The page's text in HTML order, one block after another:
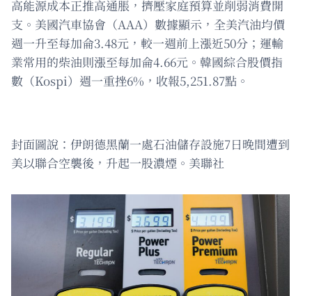
高能源成本正推高通脹，擠壓家庭預算並削弱消費開
支。美國汽車協會（AAA）數據顯示，全美汽油均價
週一升至每加侖3.48元，較一週前上漲近50分；運輸
業常用的柴油則漲至每加侖4.66元。韓國綜合股價指
數（Kospi）週一重挫6%，收報5,251.87點。
封面圖說：伊朗德黑蘭一處石油儲存設施7日晚間遭到
美以聯合空襲後，升起一股濃煙。美聯社